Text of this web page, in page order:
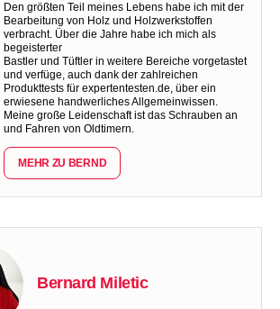
Den größten Teil meines Lebens habe ich mit der
Bearbeitung von Holz und Holzwerkstoffen
verbracht. Über die Jahre habe ich mich als
begeisterter
Bastler und Tüftler in weitere Bereiche vorgetastet
und verfüge, auch dank der zahlreichen
Produkttests für expertentesten.de, über ein
erwiesene handwerliches Allgemeinwissen.
Meine große Leidenschaft ist das Schrauben an
und Fahren von Oldtimern.
MEHR ZU BERND
Bernard Miletic